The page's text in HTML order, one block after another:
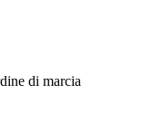
di marcia